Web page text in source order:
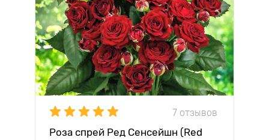
7 отзывов
Роза спрей Ред Сенсейшн (Red